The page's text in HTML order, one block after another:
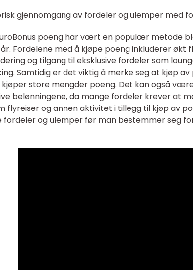
gjennomgang av fordeler og ulemper med
poeng har vært en populær metode
Fordelene med å kjøpe poeng inkluderer økt
og tilgang til eksklusive fordeler som
Samtidig er det viktig å merke seg at kjøp
kjøper store mengder poeng. Det kan også
belønningene, da mange fordeler krever at
flyreiser og annen aktivitet i tillegg til kjøp av
fordeler og ulemper før man bestemmer seg